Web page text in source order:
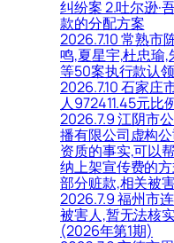
纠纷案 2.吐尔逊·
款的分配方案
2026.7.10 常熟市
鸣,夏星宇,杜忠瑜
等50案执行款认
2026.7.10 石家庄
人972411.45元比
2026.7.9 江阴市
播有限公司虚构
资质的事实,可以
纳上架宣传费的
部分赃款,相关被
2026.7.9 福州市
被害人,暂无法核
(2026年第1期)